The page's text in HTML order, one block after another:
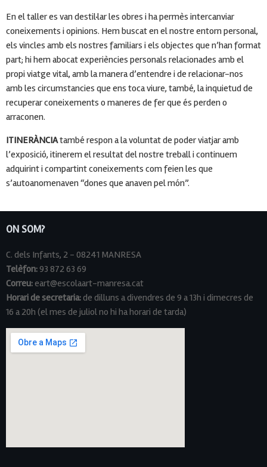
En el taller es van destil·lar les obres i ha permès intercanviar
coneixements i opinions. Hem buscat en el nostre entorn personal,
els vincles amb els nostres familiars i els objectes que n’han format
part; hi hem abocat experiències personals relacionades amb el
propi viatge vital, amb la manera d’entendre i de relacionar-nos
amb les circumstancies que ens toca viure, també, la inquietud de
recuperar coneixements o maneres de fer que és perden o
arraconen.
ITINERÀNCIAtambé respon a la voluntat de poder viatjar amb
l’exposició, itinerem el resultat del nostre treball i continuem
adquirint i compartint coneixements com feien les que
s’autoanomenaven “dones que anaven pel món”.
ON SOM?
C. dels Infants, 2 - 08241 MANRESA
Telèfon:93 872 63 69
Correu: eart@escolaart-manresa.cat
Horari de secretaria:de dilluns a divendres de 9 a 13h i dimecres de
16 a 20h (el mes de juliol no hi ha horari de tarda)